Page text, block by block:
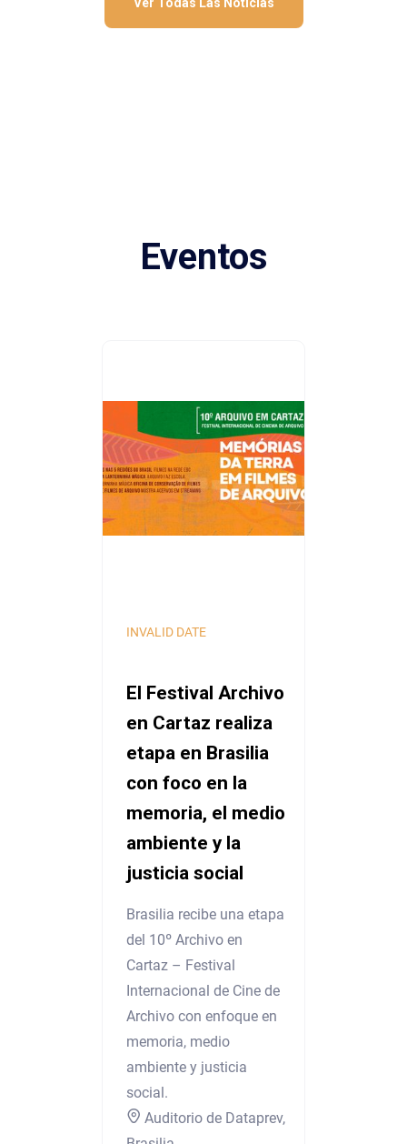
Eventos
INVALID DATE
El Festival Archivo
en Cartaz realiza
etapa en Brasilia
con foco en la
memoria, el medio
ambiente y la
justicia social
Brasilia recibe una etapa
del 10º Archivo en
Cartaz – Festival
Internacional de Cine de
Archivo con enfoque en
memoria, medio
ambiente y justicia
social.
Auditorio de Dataprev,